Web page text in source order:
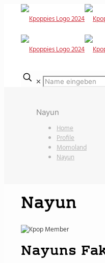
✕
Nayun
Home
Profile
Momoland
Nayun
Nayun
Nayuns